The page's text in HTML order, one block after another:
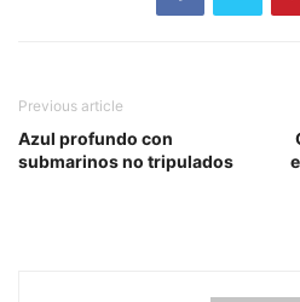
Previous article
Azul profundo con
submarinos no tripulados